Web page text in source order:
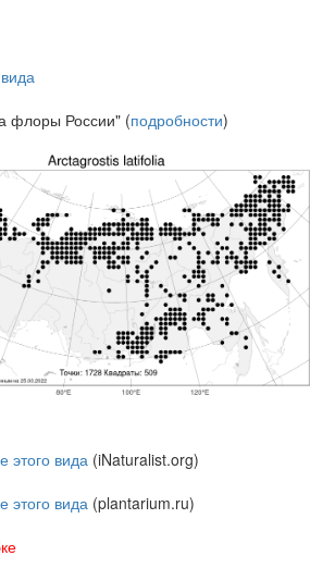
флоры России" (подробности)
этого вида (iNaturalist.org)
этого вида (plantarium.ru)